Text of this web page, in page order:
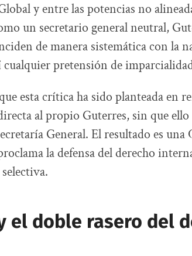
y entre las potencias no
un secretario general neutral,
de manera sistemática con la
pretensión de
esta crítica ha sido planteada en
al propio Guterres, sin que ello
General. El resultado es una
la defensa del derecho
el doble rasero del